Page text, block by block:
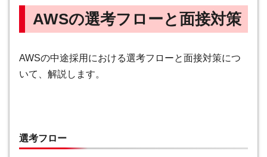
AWSの選考フローと面接対策
AWSの中途採用における選考フローと面接対策につ
いて、解説します。
選考フロー